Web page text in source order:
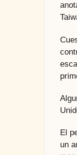
El
un